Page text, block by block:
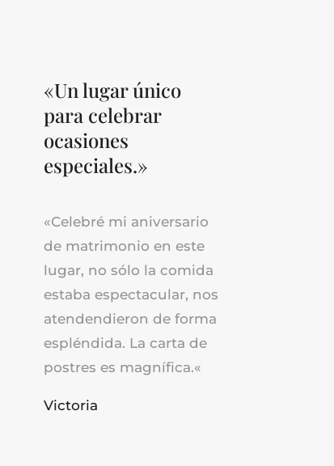
«Un lugar único
para celebrar
ocasiones
especiales.»
«Celebré mi aniversario
de matrimonio en este
lugar, no sólo la comida
estaba espectacular, nos
atendendieron de forma
espléndida. La carta de
postres es magnífica.«
Victoria